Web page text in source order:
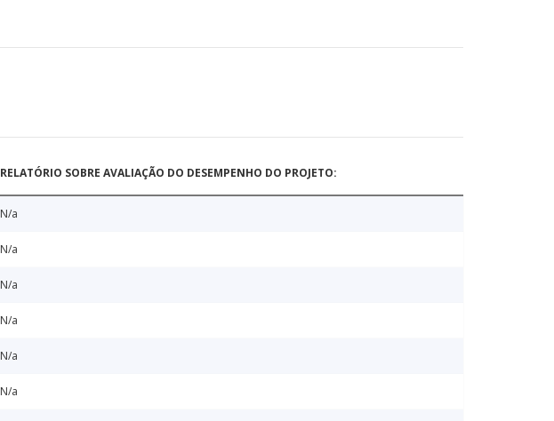
RELATÓRIO SOBRE AVALIAÇÃO DO DESEMPENHO DO PROJETO:
N/a
N/a
N/a
N/a
N/a
N/a